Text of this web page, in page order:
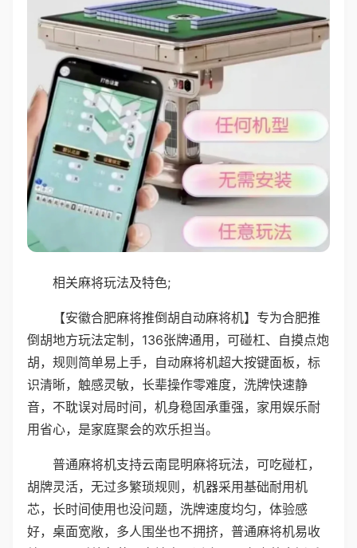
相关麻将玩法及特色;
【安徽合肥麻将推倒胡自动麻将机】专为合肥推
倒胡地方玩法定制，136张牌通用，可碰杠、自摸点炮
胡，规则简单易上手，自动麻将机超大按键面板，标
识清晰，触感灵敏，长辈操作零难度，洗牌快速静
音，不耽误对局时间，机身稳固承重强，家用娱乐耐
用省心，是家庭聚会的欢乐担当。
普通麻将机支持云南昆明麻将玩法，可吃碰杠，
胡牌灵活，无过多繁琐规则，机器采用基础耐用机
芯，长时间使用也没问题，洗牌速度均匀，体验感
好，桌面宽敞，多人围坐也不拥挤，普通麻将机易收